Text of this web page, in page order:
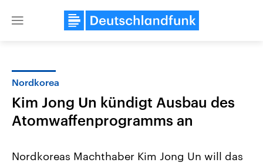
Close
Nordkorea
Kim Jong Un kündigt Ausbau des
Atomwaffenprogramms an
Nordkoreas Machthaber Kim Jong Un will das